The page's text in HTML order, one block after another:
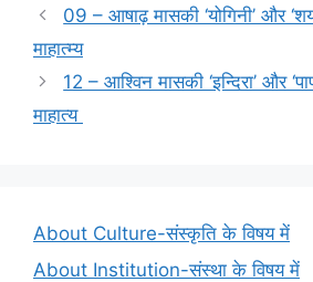
09 – आषाढ़ मासकी ‘योगिनी’ और
माहात्म्य
12 – आश्विन मासकी ‘इन्दिरा’ और
माहात्य
About Culture-संस्कृति के विषय में
About Institution-संस्था के विषय में